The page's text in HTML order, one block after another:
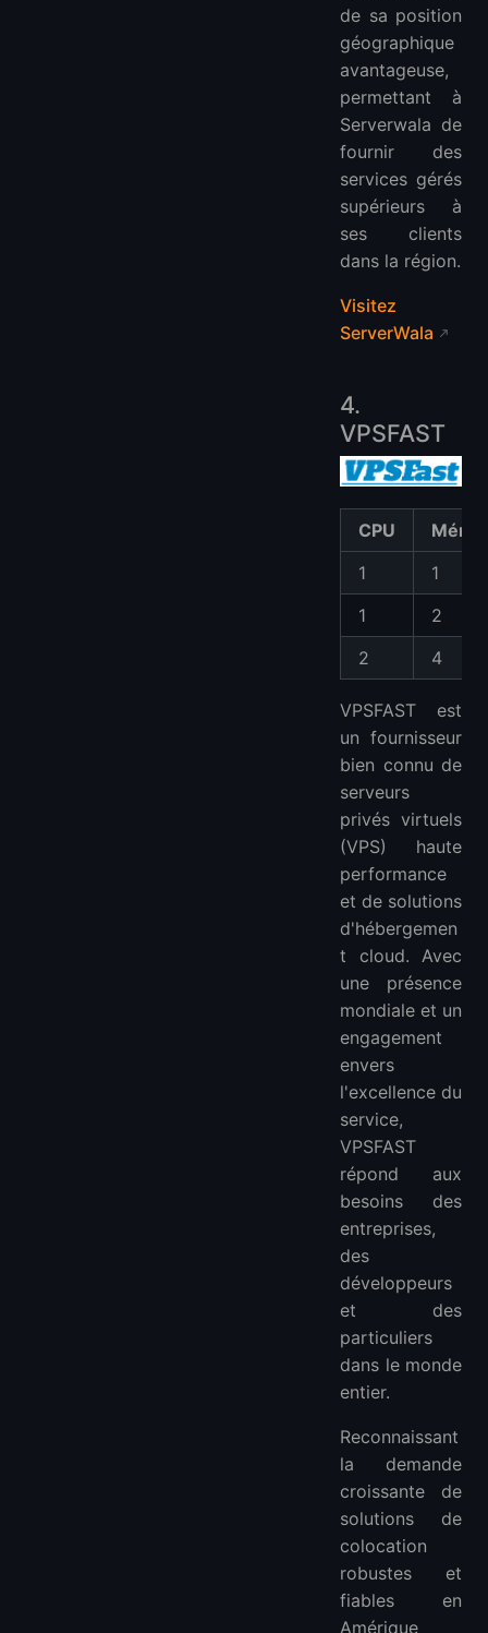
de sa position
géographique
avantageuse,
permettant à
Serverwala de
fournir des
services gérés
supérieurs à
ses clients
dans la région.
Visitez
ServerWala
4.
VPSFAST
CPU
1
1
1
2
2
4
VPSFAST est
un fournisseur
bien connu de
serveurs
privés virtuels
(VPS) haute
performance
et de solutions
d'hébergemen
t cloud. Avec
une présence
mondiale et un
engagement
envers
l'excellence du
service,
VPSFAST
répond aux
besoins des
entreprises,
des
développeurs
et des
particuliers
dans le monde
entier.
Reconnaissant
la demande
croissante de
solutions de
colocation
robustes et
fiables en
Amérique